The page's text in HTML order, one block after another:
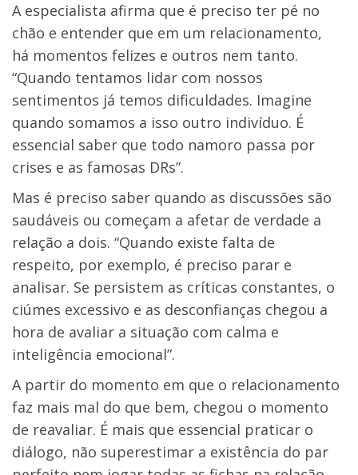
A especialista afirma que é preciso ter pé no
chão e entender que em um relacionamento,
há momentos felizes e outros nem tanto.
“Quando tentamos lidar com nossos
sentimentos já temos dificuldades. Imagine
quando somamos a isso outro indivíduo. É
essencial saber que todo namoro passa por
crises e as famosas DRs”.
Mas é preciso saber quando as discussões são
saudáveis ou começam a afetar de verdade a
relação a dois. “Quando existe falta de
respeito, por exemplo, é preciso parar e
analisar. Se persistem as críticas constantes, o
ciúmes excessivo e as desconfianças chegou a
hora de avaliar a situação com calma e
inteligência emocional”.
A partir do momento em que o relacionamento
faz mais mal do que bem, chegou o momento
de reavaliar. É mais que essencial praticar o
diálogo, não superestimar a existência do par